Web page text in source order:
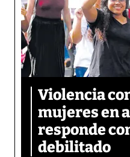
Violencia
mujeres en
responde
debilitado